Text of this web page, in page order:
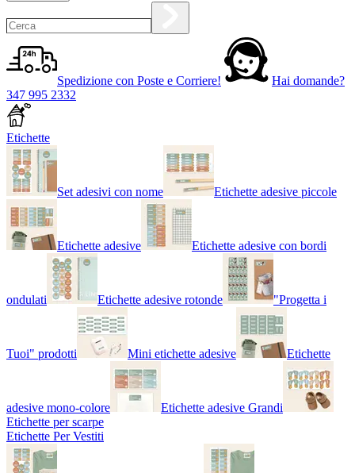
Spedizione con Poste e Corriere!
Hai domande?
347 995 2332
Etichette
Set adesivi con nome Etichette adesive piccole
Etichette adesive Etichette adesive con bordi
ondulati Etichette adesive rotonde "Progetta i
Tuoi" prodotti Mini etichette adesive Etichette
adesive mono-colore
Etichette adesive Grandi
Etichette per scarpe
Etichette Per Vestiti